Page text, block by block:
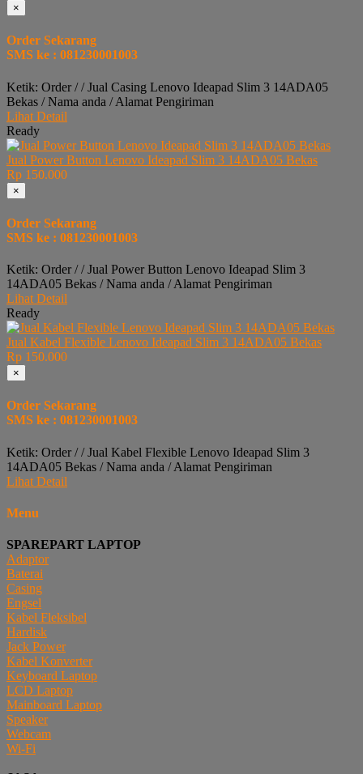
×
Order Sekarang
SMS ke : 081230001003
Ketik: Order / / Jual Casing Lenovo Ideapad Slim 3 14ADA05
Bekas / Nama anda / Alamat Pengiriman
Lihat Detail
Ready
Jual Power Button Lenovo Ideapad Slim 3 14ADA05 Bekas
Rp 150.000
×
Order Sekarang
SMS ke : 081230001003
Ketik: Order / / Jual Power Button Lenovo Ideapad Slim 3
14ADA05 Bekas / Nama anda / Alamat Pengiriman
Lihat Detail
Ready
Jual Kabel Flexible Lenovo Ideapad Slim 3 14ADA05 Bekas
Rp 150.000
×
Order Sekarang
SMS ke : 081230001003
Ketik: Order / / Jual Kabel Flexible Lenovo Ideapad Slim 3
14ADA05 Bekas / Nama anda / Alamat Pengiriman
Lihat Detail
Menu
SPAREPART LAPTOP
Adaptor
Baterai
Casing
Engsel
Kabel Fleksibel
Hardisk
Jack Power
Kabel Konverter
Keyboard Laptop
LCD Laptop
Mainboard Laptop
Speaker
Webcam
Wi-Fi